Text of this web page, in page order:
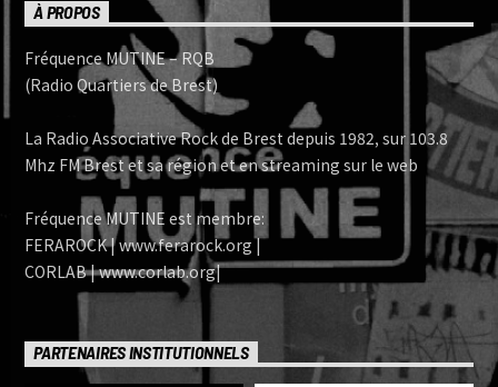
À PROPOS
Fréquence MUTINE – RQB
(Radio Quartiers de Brest)
La Radio Associative Rock de Brest depuis 1982, sur 103.8
Mhz FM Brest et sa région et en streaming sur le web
Fréquence MUTINE est membre:
FERAROCK | www.ferarock.org |
CORLAB | www.corlab.org|
PARTENAIRES INSTITUTIONNELS